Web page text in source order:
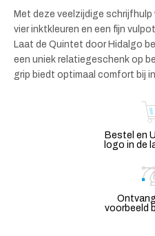
Met deze veelzijdige
vier inktkleuren en een fijn
Laat de Quintet door Hidalgo
een uniek relatiegeschenk op
grip biedt optimaal comfort bij
Bestel en
logo in de
voorbeeld